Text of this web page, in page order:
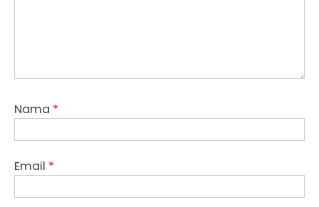
Nama *
Email *